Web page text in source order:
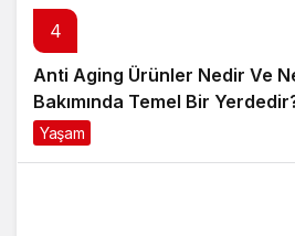
4
Anti Aging Ürünler Nedir Ve
Bakımında Temel Bir
Yaşam